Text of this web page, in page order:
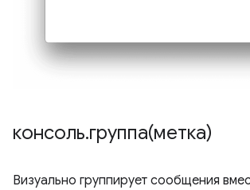
консоль.группа(метка)
Визуально группирует сообщения